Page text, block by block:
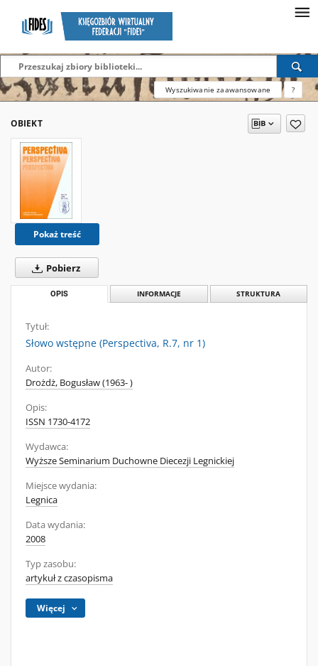
Wyszukiwanie zaawansowane ?
OBIEKT
Pokaż treść
Pobierz
OPIS INFORMACJE STRUKTURA
Tytuł:
Słowo wstępne (Perspectiva, R.7, nr 1)
Autor:
Drożdż, Bogusław (1963- )
Opis:
ISSN 1730-4172
Wydawca:
Wyższe Seminarium Duchowne Diecezji Legnickiej
Miejsce wydania:
Legnica
Data wydania:
2008
Typ zasobu:
artykuł z czasopisma
Więcej